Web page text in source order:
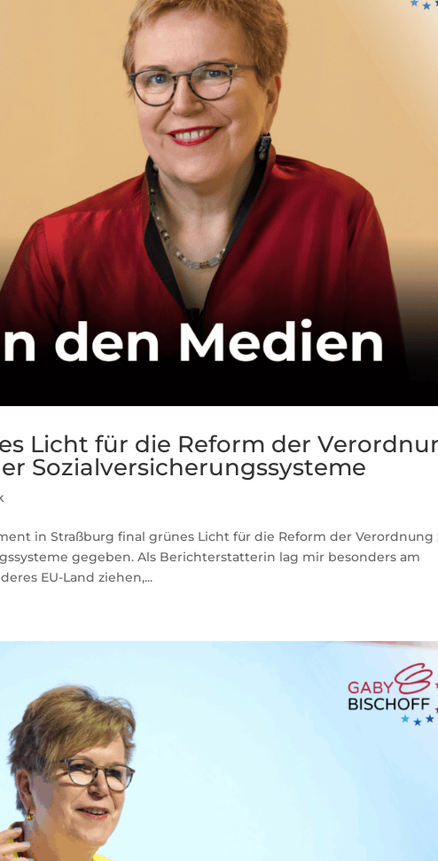
Licht für die Reform der
Sozialversicherungssysteme
in Straßburg final grünes Licht für die Reform der Verordnung
gegeben. Als Berichterstatterin lag mir besonders am
EU-Land ziehen,...